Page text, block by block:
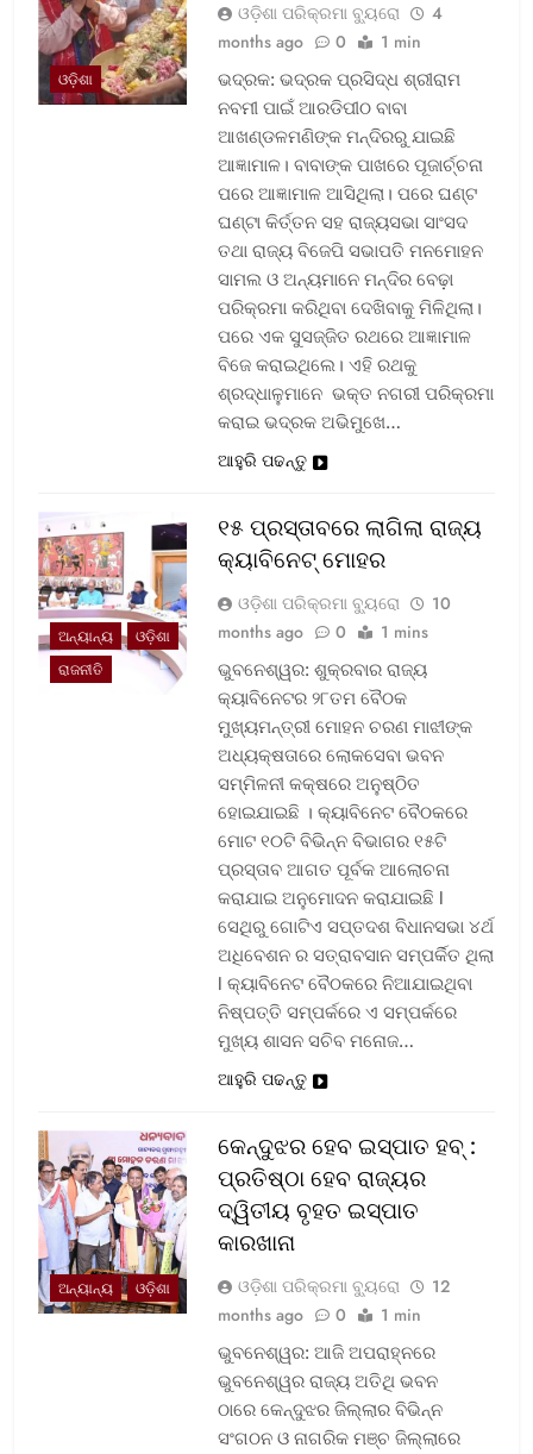
ଓଡ଼ିଶା
ଓଡ଼ିଶା ପରିକ୍ରମା ବ୍ୟୁରୋ
4
months ago
0 1 min
ଭଦ୍ରକ: ଭଦ୍ରକ ପ୍ରସିଦ୍ଧ ଶ୍ରୀରାମ
ନବମୀ ପାଇଁ ଆରଡିପୀଠ ବାବା
ଆଖଣ୍ଡଳମଣିଙ୍କ ମନ୍ଦିରରୁ ଯାଇଛି
ଆଜ୍ଞାମାଳ। ବାବାଙ୍କ ପାଖରେ ପୂଜାର୍ଚ୍ଚନା
ପରେ ଆଜ୍ଞାମାଳ ଆସିଥିଲା। ପରେ ଘଣ୍ଟ
ଘଣ୍ଟା କିର୍ତ୍ତନ ସହ ରାଜ୍ୟସଭା ସାଂସଦ
ତଥା ରାଜ୍ୟ ବିଜେପି ସଭାପତି ମନମୋହନ
ସାମଲ ଓ ଅନ୍ୟମାନେ ମନ୍ଦିର ବେଢ଼ା
ପରିକ୍ରମା କରିଥିବା ଦେଖିବାକୁ ମିଳିଥିଲା।
ପରେ ଏକ ସୁସଜ୍ଜିତ ରଥରେ ଆଜ୍ଞାମାଳ
ବିଜେ କରାଇଥିଲେ। ଏହି ରଥକୁ
ଶ୍ରଦ୍ଧାଳୁମାନେ ଭକ୍ତ ନଗରୀ ପରିକ୍ରମା
କରାଇ ଭଦ୍ରକ ଅଭିମୁଖେ…
ଆହୁରି ପଢନ୍ତୁ
ଅନ୍ୟାନ୍ୟ
ଓଡ଼ିଶା
ରାଜନୀତି
୧୫ ପ୍ରସ୍ତାବରେ ଲାଗିଲା ରାଜ୍ୟ
କ୍ୟାବିନେଟ୍ ମୋହର
ଓଡ଼ିଶା ପରିକ୍ରମା ବ୍ୟୁରୋ
10
months ago
0 1 mins
ଭୁବନେଶ୍ୱର: ଶୁକ୍ରବାର ରାଜ୍ୟ
କ୍ୟାବିନେଟର ୨୮ତମ ବୈଠକ
ମୁଖ୍ୟମନ୍ତ୍ରୀ ମୋହନ ଚରଣ ମାଝୀଙ୍କ
ଅଧ୍ୟକ୍ଷତାରେ ଲୋକସେବା ଭବନ
ସମ୍ମିଳନୀ କକ୍ଷରେ ଅନୁଷ୍ଠିତ
ହୋଇଯାଇଛି । କ୍ୟାବିନେଟ ବୈଠକରେ
ମୋଟ ୧୦ଟି ବିଭିନ୍ନ ବିଭାଗର ୧୫ଟି
ପ୍ରସ୍ତାବ ଆଗତ ପୂର୍ବକ ଆଲୋଚନା
କରାଯାଇ ଅନୁମୋଦନ କରାଯାଇଛି l
ସେଥିରୁ ଗୋଟିଏ ସପ୍ତଦଶ ବିଧାନସଭା ୪ର୍ଥ
ଅଧିବେଶନ ର ସତ୍ରାବସାନ ସମ୍ପର୍କିତ ଥିଲା
l କ୍ୟାବିନେଟ ବୈଠକରେ ନିଆଯାଇଥିବା
ନିଷ୍ପତ୍ତି ସମ୍ପର୍କରେ ଏ ସମ୍ପର୍କରେ
ମୁଖ୍ୟ ଶାସନ ସଚିବ ମନୋଜ…
ଆହୁରି ପଢନ୍ତୁ
ଅନ୍ୟାନ୍ୟ ଓଡ଼ିଶା
କେନ୍ଦୁଝର ହେବ ଇସ୍ପାତ ହବ୍ :
ପ୍ରତିଷ୍ଠା ହେବ ରାଜ୍ୟର
ଦ୍ୱିତୀୟ ବୃହତ ଇସ୍ପାତ
କାରଖାନା
ଓଡ଼ିଶା ପରିକ୍ରମା ବ୍ୟୁରୋ
12
months ago
0 1 min
ଭୁବନେଶ୍ୱର: ଆଜି ଅପରାହ୍ନରେ
ଭୁବନେଶ୍ୱର ରାଜ୍ୟ ଅତିଥି ଭବନ
ଠାରେ କେନ୍ଦୁଝର ଜିଲ୍ଲାର ବିଭିନ୍ନ
ସଂଗଠନ ଓ ନାଗରିକ ମଞ୍ଚ ଜିଲ୍ଲାରେ